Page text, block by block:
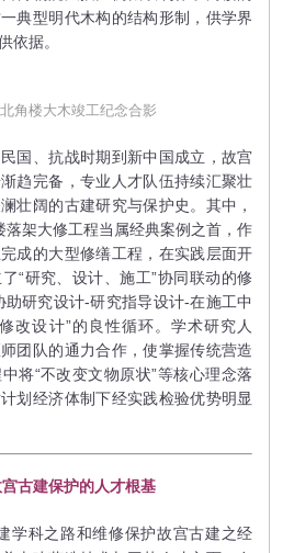
典型明代木构的结构形制，供学界
依据。
角楼大木竣工纪念合影
、抗战时期到新中国成立，故宫
趋完备，专业人才队伍持续汇聚壮
壮阔的古建研究与保护史。其中，
架大修工程当属经典案例之首，作
成的大型修缮工程，在实践层面开
“研究、设计、施工”协同联动的修
助研究设计-研究指导设计-在施工中
改设计”的良性循环。学术研究人
团队的通力合作，使掌握传统营造
将“不改变文物原状”等核心理念落
划经济体制下经实践检验优势明显
古建保护的人才根基
科之路和维修保护故宫古建之经